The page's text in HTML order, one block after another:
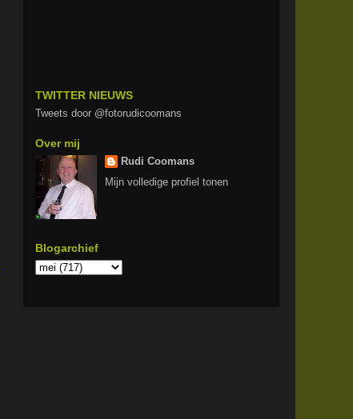
TWITTER NIEUWS
Tweets door @fotorudicoomans
Over mij
Rudi Coomans
Mijn volledige profiel tonen
Blogarchief